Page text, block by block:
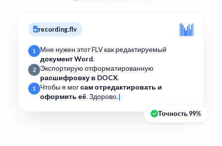
recording.flv
1
Мне нужен этот FLV как редактируемый
документ Word.
2
Экспортирую отформатированную
расшифровку в DOCX.
1 Чтобы я могсам отредактировать и
оформить её. Здорово.
Точность 99%